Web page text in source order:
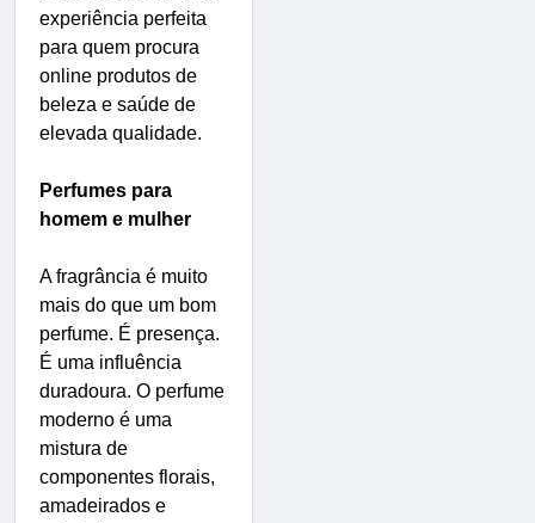
experiência perfeita
para quem procura
online produtos de
beleza e saúde de
elevada qualidade.
Perfumes para
homem e mulher
A fragrância é muito
mais do que um bom
perfume. É presença.
É uma influência
duradoura. O perfume
moderno é uma
mistura de
componentes florais,
amadeirados e